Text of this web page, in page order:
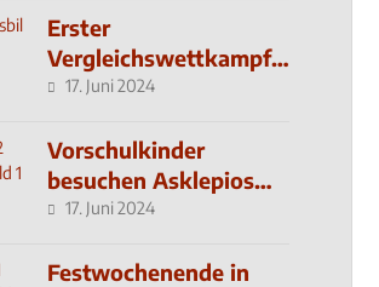
Erster
Vergleichswettkampf
seit 2019
17. Juni 2024
Vorschulkinder
besuchen Asklepios
Klinik
17. Juni 2024
Festwochenende in